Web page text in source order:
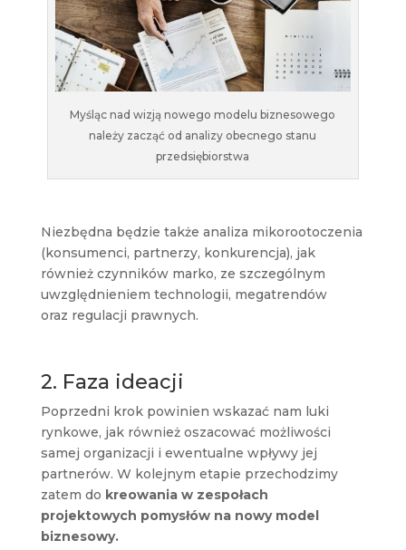
Myśląc nad wizją nowego modelu biznesowego
należy zacząć od analizy obecnego stanu
przedsiębiorstwa
Niezbędna będzie także analiza mikorootoczenia
(konsumenci, partnerzy, konkurencja), jak
również czynników marko, ze szczególnym
uwzględnieniem technologii, megatrendów
oraz regulacji prawnych.
2. Faza ideacji
Poprzedni krok powinien wskazać nam luki
rynkowe, jak również oszacować możliwości
samej organizacji i ewentualne wpływy jej
partnerów. W kolejnym etapie przechodzimy
zatem do kreowania w zespołach
projektowych pomysłów na nowy model
biznesowy.